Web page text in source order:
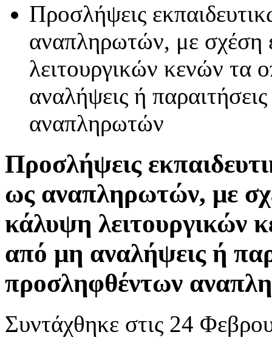
Προσλήψεις
αναπληρωτών, με σχέση
λειτουργικών κενών τα
αναλήψεις ή
αναπληρωτών
Προσλήψεις
ως αναπληρωτών, με
κάλυψη λειτουργικών
από μη αναλήψεις ή
προσληφθέντων
Συντάχθηκε στις 24